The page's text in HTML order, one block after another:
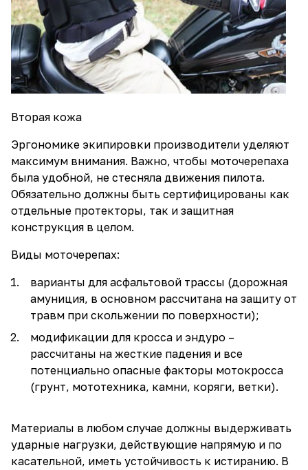
Вторая кожа
Эргономике экипировки производители уделяют
максимум внимания. Важно, чтобы моточерепаха
была удобной, не стесняла движения пилота.
Обязательно должны быть сертифицированы как
отдельные протекторы, так и защитная
конструкция в целом.
Виды моточерепах:
варианты для асфальтовой трассы (дорожная
амуниция, в основном рассчитана на защиту от
травм при скольжении по поверхности);
модификации для кросса и эндуро –
рассчитаны на жесткие падения и все
потенциально опасные факторы мотокросса
(грунт, мототехника, камни, коряги, ветки).
Материалы в любом случае должны выдерживать
ударные нагрузки, действующие напрямую и по
касательной, иметь устойчивость к истиранию. В